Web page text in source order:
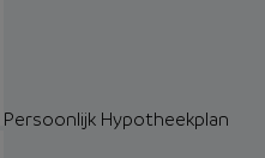
Persoonlijk Hypotheekplan